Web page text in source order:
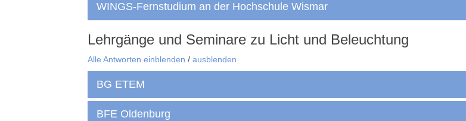
WINGS-Fernstudium an der Hochschule Wismar
Lehrgänge und Seminare zu Licht und Beleuchtung
Alle Antworten einblenden / ausblenden
BG ETEM
BFE Oldenburg